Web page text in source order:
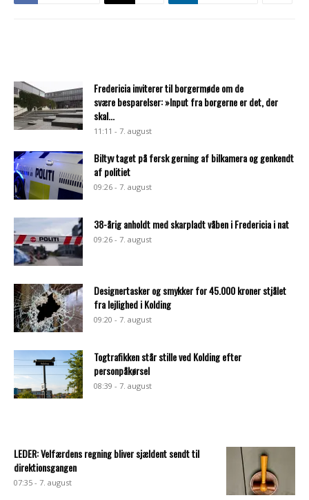
Fredericia inviterer til borgermøde om de
svære besparelser: »Input fra borgerne er det, der
skal...
11:11 - 7. august
Biltyv taget på fersk gerning af bilkamera og genkendt
af politiet
09:26 - 7. august
38-årig anholdt med skarpladt våben i Fredericia i nat
09:26 - 7. august
Designertasker og smykker for 45.000 kroner stjålet
fra lejlighed i Kolding
09:20 - 7. august
Togtrafikken står stille ved Kolding efter
personpåkørsel
08:39 - 7. august
LEDER: Velfærdens regning bliver sjældent sendt til
direktionsgangen
07:35 - 7. august